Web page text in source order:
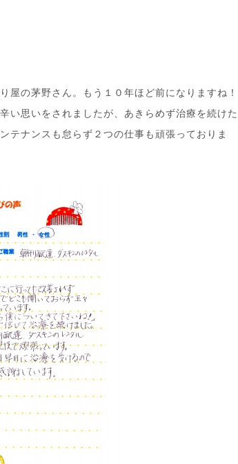
屋の茅野さん。もう１０年ほど前になりますね！
い思いをされましたが、あきらめず治療を続けた
テナンスも怠らず２つの仕事も頑張っておりま